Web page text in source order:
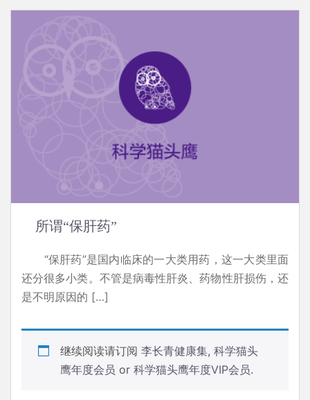
所谓“保肝药”
“保肝药”是国内临床的一大类用药，这一大类里面
还分很多小类。不管是病毒性肝炎、药物性肝损伤，还
是不明原因的 […]
继续阅读请订阅 李长青健康集, 科学猫头
鹰年度会员 or 科学猫头鹰年度VIP会员.